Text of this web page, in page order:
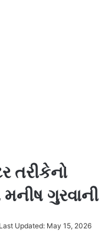
તરીકેનો
મનીષ ગુરવાની
Last Updated: May 15, 2026